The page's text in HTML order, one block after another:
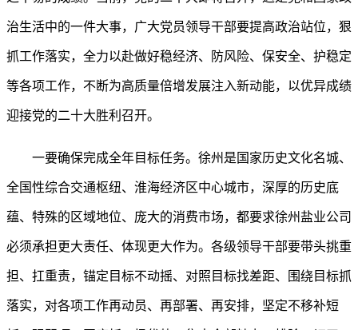
治生活中的一件大事，广大党员领导干部要提高政治站位，狠
抓工作落实，全力以赴做好稳经济、防风险、保安全、护稳定
等各项工作，不断为高质量倍增发展注入新动能，以优异成绩
迎接党的二十大胜利召开。
一要确保完成全年目标任务。 徐州是国家历史文化名城、
全国性综合交通枢纽、淮海经济区中心城市，深厚的历史底
蕴、特殊的区域地位、庞大的消费市场，都要求徐州盐业公司
必须承担更大责任、体现更大作为。各级领导干部要带头挑重
担、扛重责，锚定目标不动摇、对照目标找差距、围绕目标抓
落实，对各项工作再动员、再部署、再安排，坚定不移补短